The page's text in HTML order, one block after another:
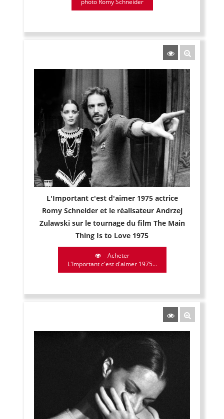
photo Romy Schneider
L'Important c'est d'aimer 1975 actrice
Romy Schneider et le réalisateur Andrzej
Zulawski sur le tournage du film The Main
Thing Is to Love 1975
Acheter
L'Important c'est d'aimer 1975...